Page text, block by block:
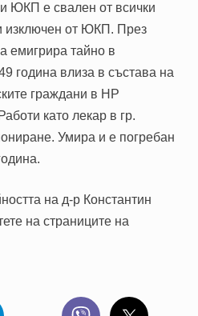
ЮКП е свален от всички
изключен от ЮКП. През
емигрира тайно в
година влиза в състава на
граждани в НР
като лекар в гр.
Умира и е погребан
на д-р Константин
на страниците на